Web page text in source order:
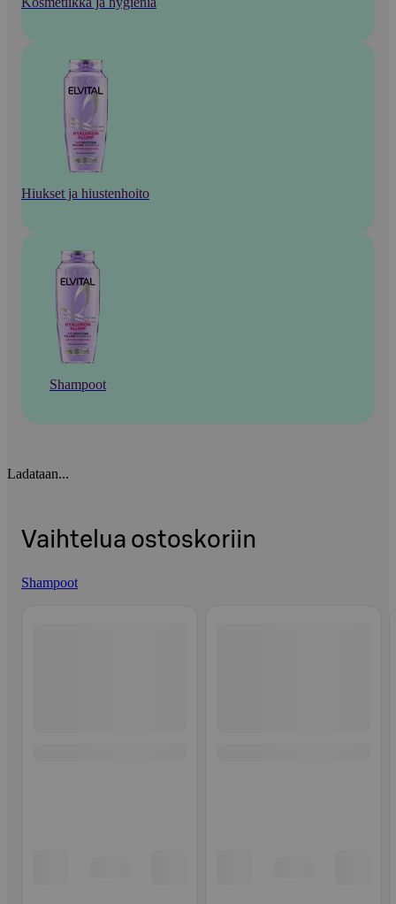
Hiukset ja hiustenhoito
Shampoot
Ladataan...
Vaihtelua ostoskoriin
Shampoot